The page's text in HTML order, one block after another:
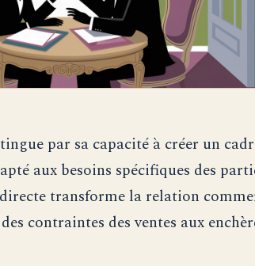
par sa capacité à créer un
aux besoins spécifiques des
transforme la relation
contraintes des ventes aux